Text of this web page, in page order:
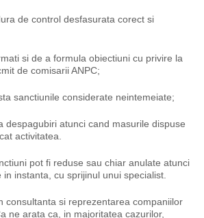
de control desfasurata corect si
si de a formula obiectiuni cu privire la
de comisarii ANPC;
sanctiunile considerate neintemeiate;
despagubiri atunci cand masurile dispuse
activitatea.
pot fi reduse sau chiar anulate atunci
instanta, cu sprijinul unui specialist.
consultanta si reprezentarea companiilor
ne arata ca, in majoritatea cazurilor,